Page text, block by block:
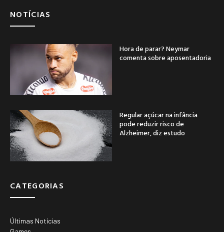
NOTÍCIAS
Hora de parar? Neymar
comenta sobre aposentadoria
Regular açúcar na infância
pode reduzir risco de
Alzheimer, diz estudo
CATEGORIAS
Últimas Notícias